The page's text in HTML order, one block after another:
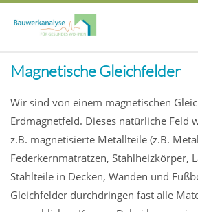
Magnetische Gleichfelder
Wir sind von einem magnetischen
Erdmagnetfeld. Dieses natürliche Feld
z.B. magnetisierte Metallteile (z.B.
Federkernmatratzen, Stahlheizkörper,
Stahlteile in Decken, Wänden und
Gleichfelder durchdringen fast alle